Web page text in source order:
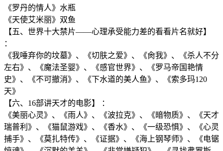
《罗丹的情人》水瓶
《天使艾米丽》双鱼
【五、世界十大禁片——心理承受能力差的看看片名就好】
：
《我唾弃你的坟墓》、《切肤之爱》、《肏我》、《杀人不分
左右》、《魔法圣婴》、《感官世界》、《罗马帝国艳情
史》、《不可撤消》、《下水道的美人鱼》、《索多玛120
天》
【六、16部讲天才的电影】 ：
《美丽心灵》、《雨人》、《波拉克》、《暗物质》、《天才
瑞普利》、《猫鼠游戏》、《香水》、《一级恐惧》、《心灵
捕手》、《莫扎特传》、《证据》、《海上钢琴师》、《电锯